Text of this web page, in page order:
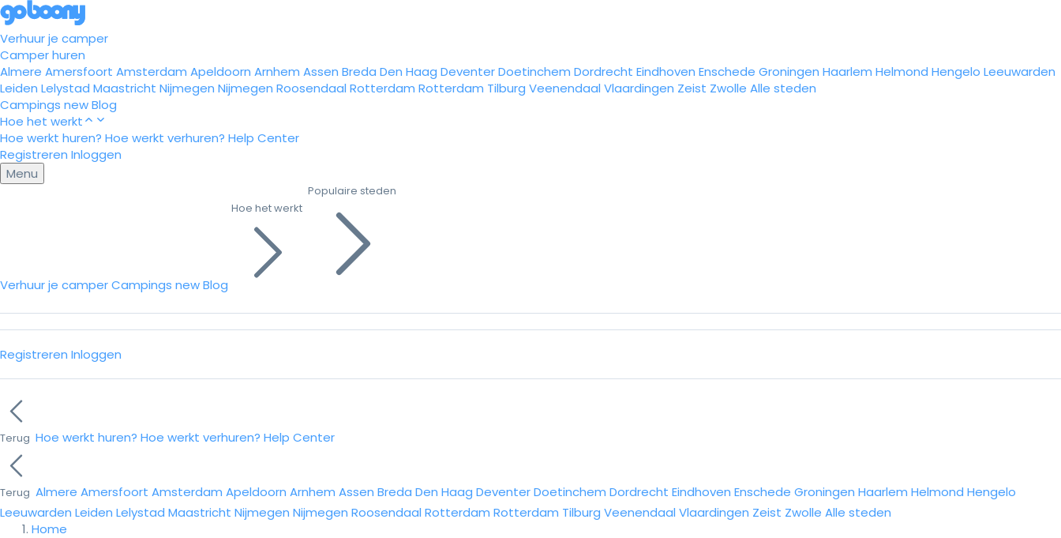
Verhuur je camper
Camper huren
Almere Amersfoort Amsterdam Apeldoorn Arnhem Assen Breda Den Haag DeventerDoetinchem Dordrecht Eindhoven Enschede Groningen Haarlem Helmond Hengelo Leeuwarden
Leiden Lelystad Maastricht Nijmegen Nijmegen Roosendaal Rotterdam Rotterdam Tilburg Veenendaal Vlaardingen Zeist Zwolle Alle steden
Campings newBlog
Hoe het werkt
Hoe werkt huren? Hoe werkt verhuren? Help Center
Registreren Inloggen
Menu
Verhuur je camperCampings newBlog
Hoe het werkt
Populaire steden
Registreren Inloggen
Terug Hoe werkt huren? Hoe werkt verhuren? Help Center
Terug Almere Amersfoort Amsterdam Apeldoorn Arnhem Assen Breda Den Haag DeventerDoetinchem Dordrecht Eindhoven Enschede Groningen Haarlem Helmond Hengelo
Leeuwarden Leiden Lelystad Maastricht Nijmegen Nijmegen Roosendaal Rotterdam Rotterdam Tilburg Veenendaal Vlaardingen Zeist Zwolle Alle steden
Home